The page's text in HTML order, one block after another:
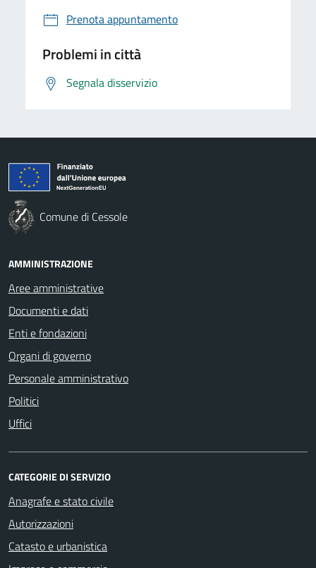
Prenota appuntamento
Problemi in città
Segnala disservizio
Comune di Cessole
AMMINISTRAZIONE
Aree amministrative
Documenti e dati
Enti e fondazioni
Organi di governo
Personale amministrativo
Politici
Uffici
CATEGORIE DI SERVIZIO
Anagrafe e stato civile
Autorizzazioni
Catasto e urbanistica